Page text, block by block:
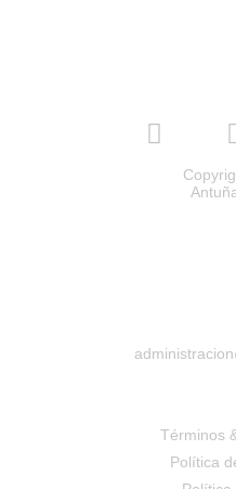
Términos
Política